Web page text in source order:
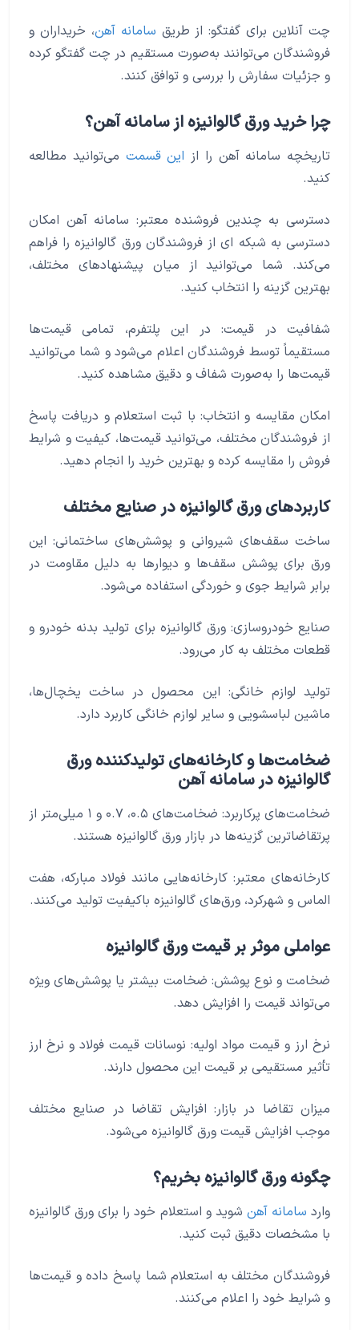
چت آنلاین برای گفتگو: از طریق سامانه آهن، خریداران و
فروشندگان می‌توانند به‌صورت مستقیم در چت گفتگو کرده
و جزئیات سفارش را بررسی و توافق کنند.
چرا خرید ورق گالوانیزه از سامانه آهن؟
تاریخچه سامانه آهن را از این قسمت می‌توانید مطالعه
کنید.
دسترسی به چندین فروشنده معتبر: سامانه آهن امکان
دسترسی به شبکه ای از فروشندگان ورق گالوانیزه را فراهم
می‌کند. شما می‌توانید از میان پیشنهادهای مختلف،
بهترین گزینه را انتخاب کنید.
شفافیت در قیمت: در این پلتفرم، تمامی قیمت‌ها
مستقیماً توسط فروشندگان اعلام می‌شود و شما می‌توانید
قیمت‌ها را به‌صورت شفاف و دقیق مشاهده کنید.
امکان مقایسه و انتخاب: با ثبت استعلام و دریافت پاسخ
از فروشندگان مختلف، می‌توانید قیمت‌ها، کیفیت و شرایط
فروش را مقایسه کرده و بهترین خرید را انجام دهید.
کاربردهای ورق گالوانیزه در صنایع مختلف
ساخت سقف‌های شیروانی و پوشش‌های ساختمانی: این
ورق برای پوشش سقف‌ها و دیوارها به دلیل مقاومت در
برابر شرایط جوی و خوردگی استفاده می‌شود.
صنایع خودروسازی: ورق گالوانیزه برای تولید بدنه خودرو و
قطعات مختلف به کار می‌رود.
تولید لوازم خانگی: این محصول در ساخت یخچال‌ها،
ماشین لباسشویی و سایر لوازم خانگی کاربرد دارد.
ضخامت‌ها و کارخانه‌های تولیدکننده ورق
گالوانیزه در سامانه آهن
ضخامت‌های پرکاربرد: ضخامت‌های ۰.۵، ۰.۷ و ۱ میلی‌متر از
پرتقاضاترین گزینه‌ها در بازار ورق گالوانیزه هستند.
کارخانه‌های معتبر: کارخانه‌هایی مانند فولاد مبارکه، هفت
الماس و شهرکرد، ورق‌های گالوانیزه باکیفیت تولید می‌کنند.
عواملی موثر بر قیمت ورق گالوانیزه
ضخامت و نوع پوشش: ضخامت بیشتر یا پوشش‌های ویژه
می‌تواند قیمت را افزایش دهد.
نرخ ارز و قیمت مواد اولیه: نوسانات قیمت فولاد و نرخ ارز
تأثیر مستقیمی بر قیمت این محصول دارند.
میزان تقاضا در بازار: افزایش تقاضا در صنایع مختلف
موجب افزایش قیمت ورق گالوانیزه می‌شود.
چگونه ورق گالوانیزه بخریم؟
وارد سامانه آهن شوید و استعلام خود را برای ورق گالوانیزه
با مشخصات دقیق ثبت کنید.
فروشندگان مختلف به استعلام شما پاسخ داده و قیمت‌ها
و شرایط خود را اعلام می‌کنند.